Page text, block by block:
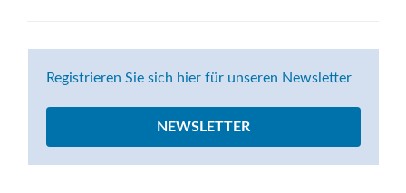
Registrieren Sie sich hier für unseren Newsletter
NEWSLETTER